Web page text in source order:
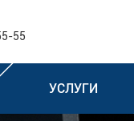
55
УСЛУГИ